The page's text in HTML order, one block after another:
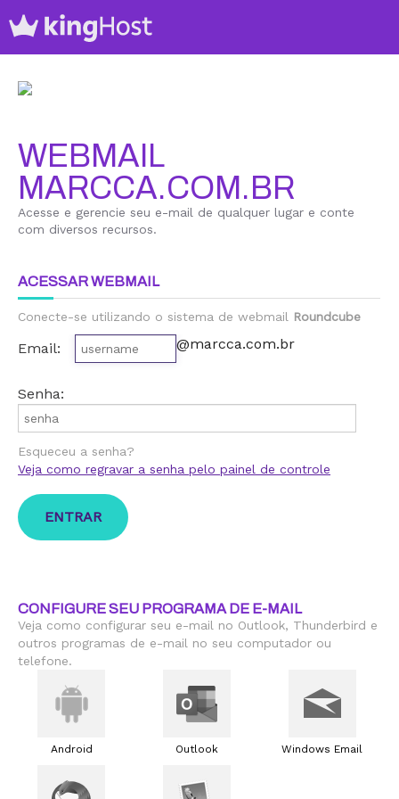
WEBMAIL
MARCCA.COM.BR
Acesse e gerencie seu e-mail de qualquer lugar e conte
com diversos recursos.
ACESSAR WEBMAIL
Conecte-se utilizando o sistema de webmail Roundcube
Email: @marcca.com.br
Senha:
Esqueceu a senha?
Veja como regravar a senha pelo painel de controle
CONFIGURE SEU PROGRAMA DE E-MAIL
Veja como configurar seu e-mail no Outlook, Thunderbird e
outros programas de e-mail no seu computador ou
telefone.
Android Outlook Windows Email